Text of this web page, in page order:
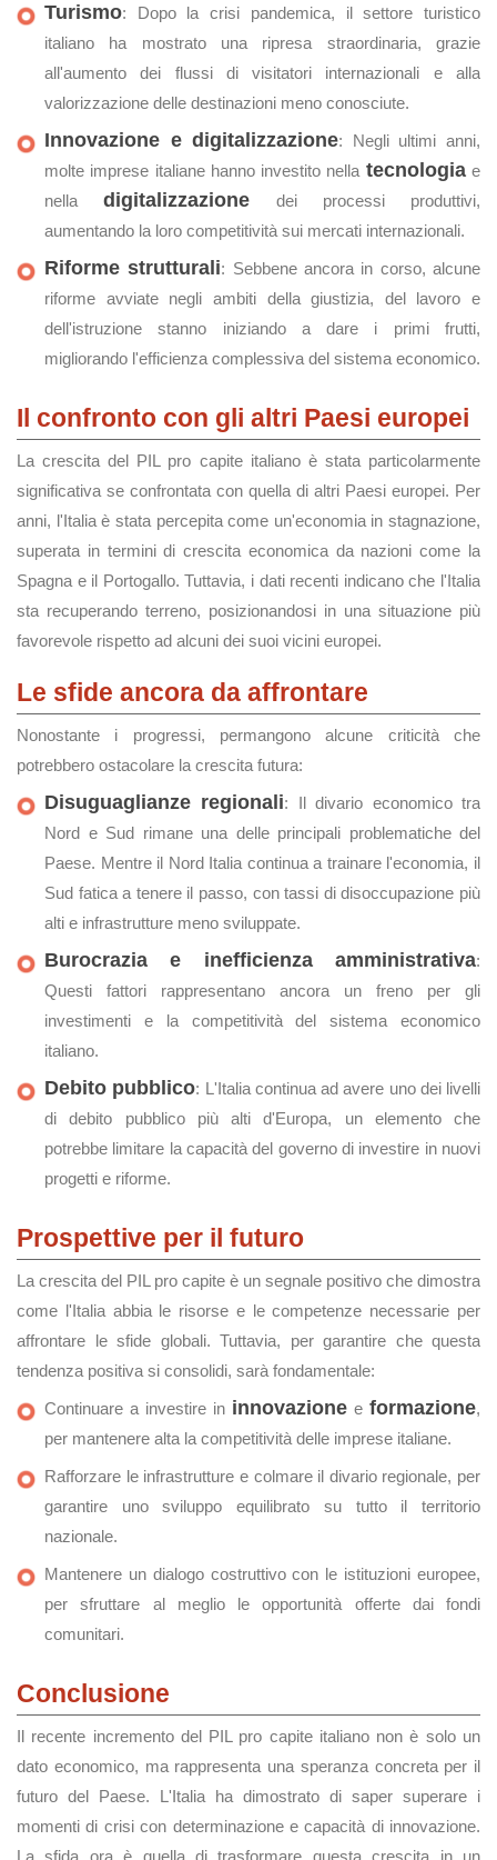
Turismo: Dopo la crisi pandemica, il settore turistico
italiano ha mostrato una ripresa straordinaria, grazie
all'aumento dei flussi di visitatori internazionali e alla
valorizzazione delle destinazioni meno conosciute.
Innovazione e digitalizzazione: Negli ultimi anni,
molte imprese italiane hanno investito nella tecnologiae
nelladigitalizzazione dei processi produttivi,
aumentando la loro competitività sui mercati internazionali.
Riforme strutturali: Sebbene ancora in corso, alcune
riforme avviate negli ambiti della giustizia, del lavoro e
dell'istruzione stanno iniziando a dare i primi frutti,
migliorando l'efficienza complessiva del sistema economico.
Il confronto con gli altri Paesi europei
La crescita del PIL pro capite italiano è stata particolarmente
significativa se confrontata con quella di altri Paesi europei. Per
anni, l'Italia è stata percepita come un'economia in stagnazione,
superata in termini di crescita economica da nazioni come la
Spagna e il Portogallo. Tuttavia, i dati recenti indicano che l'Italia
sta recuperando terreno, posizionandosi in una situazione più
favorevole rispetto ad alcuni dei suoi vicini europei.
Le sfide ancora da affrontare
Nonostante i progressi, permangono alcune criticità che
potrebbero ostacolare la crescita futura:
Disuguaglianze regionali: Il divario economico tra
Nord e Sud rimane una delle principali problematiche del
Paese. Mentre il Nord Italia continua a trainare l'economia, il
Sud fatica a tenere il passo, con tassi di disoccupazione più
alti e infrastrutture meno sviluppate.
Burocrazia e inefficienza amministrativa:
Questi fattori rappresentano ancora un freno per gli
investimenti e la competitività del sistema economico
italiano.
Debito pubblico: L'Italia continua ad avere uno dei livelli
di debito pubblico più alti d'Europa, un elemento che
potrebbe limitare la capacità del governo di investire in nuovi
progetti e riforme.
Prospettive per il futuro
La crescita del PIL pro capite è un segnale positivo che dimostra
come l'Italia abbia le risorse e le competenze necessarie per
affrontare le sfide globali. Tuttavia, per garantire che questa
tendenza positiva si consolidi, sarà fondamentale:
Continuare a investire in innovazione e formazione,
per mantenere alta la competitività delle imprese italiane.
Rafforzare le infrastrutture e colmare il divario regionale, per
garantire uno sviluppo equilibrato su tutto il territorio
nazionale.
Mantenere un dialogo costruttivo con le istituzioni europee,
per sfruttare al meglio le opportunità offerte dai fondi
comunitari.
Conclusione
Il recente incremento del PIL pro capite italiano non è solo un
dato economico, ma rappresenta una speranza concreta per il
futuro del Paese. L'Italia ha dimostrato di saper superare i
momenti di crisi con determinazione e capacità di innovazione.
La sfida ora è quella di trasformare questa crescita in un